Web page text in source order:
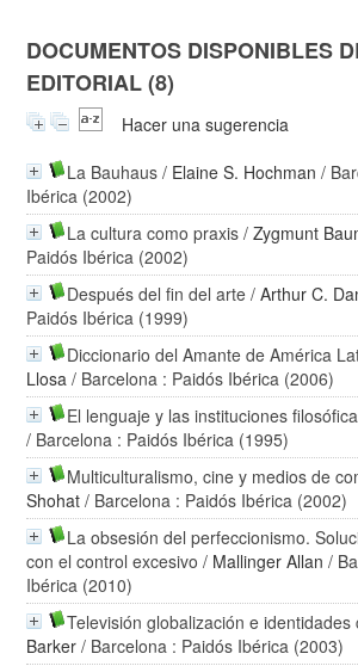
DOCUMENTOS DISPONIBLES
EDITORIAL (8)
Hacer una sugerencia
La Bauhaus / Elaine S. Hochman /
Ibérica (2002)
La cultura como praxis /Zygmunt
Paidós Ibérica (2002)
Después del fin del arte /Arthur C.
Paidós Ibérica (1999)
Diccionario del Amante de América
Llosa / Barcelona : Paidós Ibérica (2006)
El lenguaje y las instituciones
/ Barcelona : Paidós Ibérica (1995)
Multiculturalismo, cine y medios de
Shohat / Barcelona : Paidós Ibérica (2002)
La obsesión del perfeccionismo.
con el control excesivo / Mallinger Allan /
Ibérica (2010)
Televisión globalización e identidades
Barker / Barcelona : Paidós Ibérica (2003)